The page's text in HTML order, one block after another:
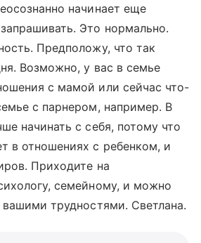
начинает еще
Это нормально.
Предположу, что так
Возможно, у вас в семье
с мамой или сейчас что-
с парнером, например. В
начинать с себя, потому что
в отношениях с ребенком, и
Приходите на
семейному, и можно
вашими трудностями. Светлана.